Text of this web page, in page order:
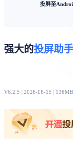
投屏至
强大的投屏助手
V6.2.5 | 2026-06-15 | 136MB